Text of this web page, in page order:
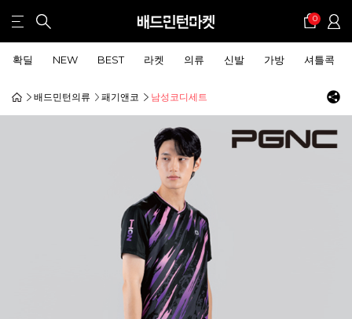
0
확딜 NEW BEST 라켓 의류 신발 가방 셔틀콕
배드민턴의류 패기앤코 남성코디세트